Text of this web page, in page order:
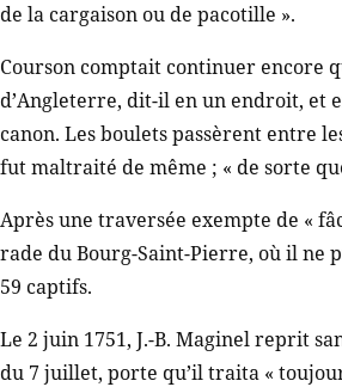
de la cargaison ou de pacotille ».
Courson comptait continuer encore
d’Angleterre, dit-il en un endroit, et
canon. Les boulets passèrent entre
fut maltraité de même ; « de sorte
Après une traversée exempte de «
rade du Bourg-Saint-Pierre, où il ne
59 captifs.
Le 2 juin 1751, J.-B. Maginel reprit
du 7 juillet, porte qu’il traita «